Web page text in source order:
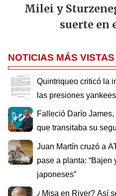
Milei y
suerte en
NOTICIAS MÁS VISTAS
Quintriqueo criticó la
las presiones
Falleció Darío
que transitaba su
Juan Martín cruzó a
pase a planta: “Bajen
japoneses”
¿Misa en River? Así